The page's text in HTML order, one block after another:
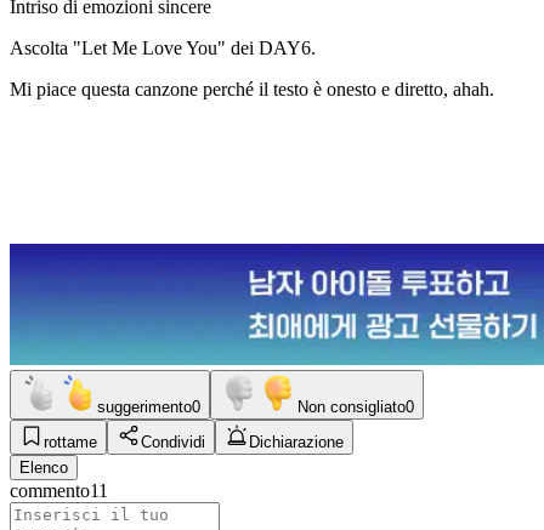
Intriso di emozioni sincere
Ascolta "Let Me Love You" dei DAY6.
Mi piace questa canzone perché il testo è onesto e diretto, ahah.
suggerimento0 Non consigliato0
rottame
Condividi
Dichiarazione
Elenco
commento11